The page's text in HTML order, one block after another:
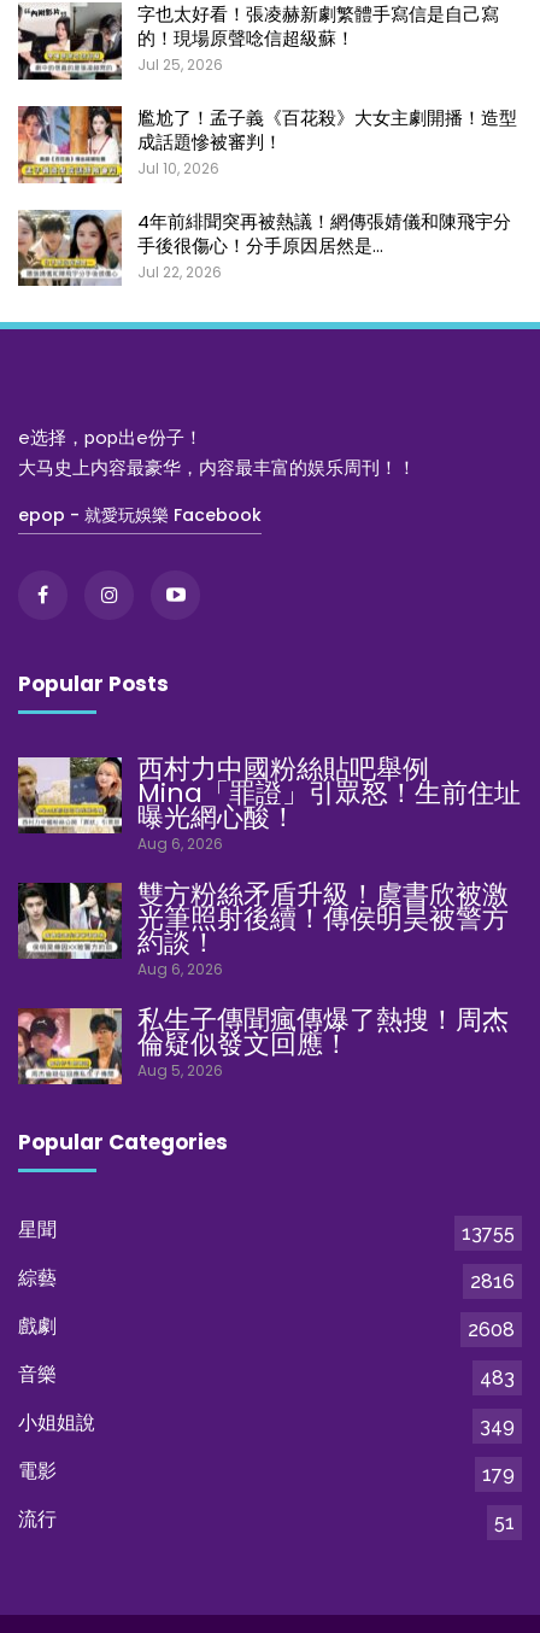
字也太好看！張凌赫新劇繁體手寫信是自己寫
的！現場原聲唸信超級蘇！
Jul 25, 2026
尷尬了！孟子義《百花殺》大女主劇開播！造型
成話題慘被審判！
Jul 10, 2026
4年前緋聞突再被熱議！網傳張婧儀和陳飛宇分
手後很傷心！分手原因居然是…
Jul 22, 2026
e选择，pop出e份子！
大马史上内容最豪华，内容最丰富的娱乐周刊！！
epop - 就愛玩娛樂 Facebook
Popular Posts
西村力中國粉絲貼吧舉例
Mina「罪證」引眾怒！生前住址
曝光網心酸！
Aug 6, 2026
雙方粉絲矛盾升級！虞書欣被激
光筆照射後續！傳侯明昊被警方
約談！
Aug 6, 2026
私生子傳聞瘋傳爆了熱搜！周杰
倫疑似發文回應！
Aug 5, 2026
Popular Categories
星聞
13755
綜藝
2816
戲劇
2608
音樂
483
小姐姐說
349
電影
179
流行
51